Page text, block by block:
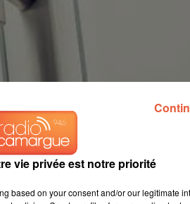
vie privée est notre priorité
based on your consent and/or our legitimate